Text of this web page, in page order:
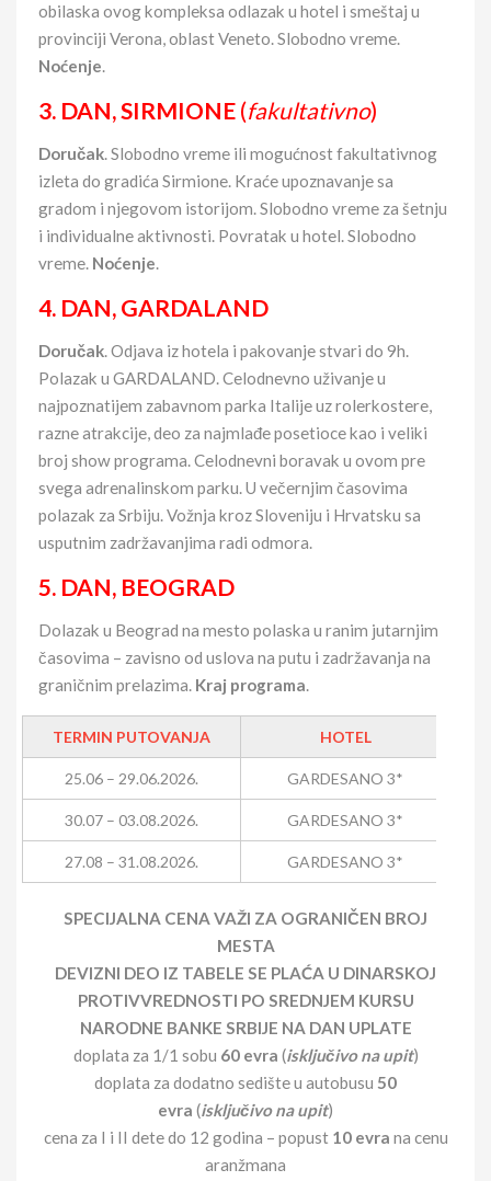
obilaska ovog kompleksa odlazak u hotel i smeštaj u
provinciji Verona, oblast Veneto. Slobodno vreme.
Noćenje.
3. DAN,SIRMIONE (fakultativno)
Doručak. Slobodno vreme ili mogućnost fakultativnog
izleta do gradića Sirmione. Kraće upoznavanje sa
gradom i njegovom istorijom. Slobodno vreme za šetnju
i individualne aktivnosti. Povratak u hotel. Slobodno
vreme. Noćenje.
4. DAN, GARDALAND
Doručak. Odjava iz hotela i pakovanje stvari do 9h.
Polazak u GARDALAND. Celodnevno uživanje u
najpoznatijem zabavnom parka Italije uz rolerkostere,
razne atrakcije, deo za najmlađe posetioce kao i veliki
broj show programa. Celodnevni boravak u ovom pre
svega adrenalinskom parku. U večernjim časovima
polazak za Srbiju. Vožnja kroz Sloveniju i Hrvatsku sa
usputnim zadržavanjima radi odmora.
5. DAN, BEOGRAD
Dolazak u Beograd na mesto polaska u ranim jutarnjim
časovima – zavisno od uslova na putu i zadržavanja na
graničnim prelazima. Kraj programa.
TERMIN PUTOVANJA HOTEL
25.06 – 29.06.2026. GARDESANO 3*
30.07 – 03.08.2026. GARDESANO 3*
27.08 – 31.08.2026. GARDESANO 3*
SPECIJALNA CENA VAŽI ZA OGRANIČEN BROJ
MESTA
DEVIZNI DEO IZ TABELE SE PLAĆA U DINARSKOJ
PROTIVVREDNOSTI PO SREDNJEM KURSU
NARODNE BANKE SRBIJE NA DAN UPLATE
doplata za 1/1 sobu 60 evra (isključivo na upit)
doplata za dodatno sedište u autobusu 50
evra (isključivo na upit)
cena za I i II dete do 12 godina – popust 10 evra na cenu
aranžmana